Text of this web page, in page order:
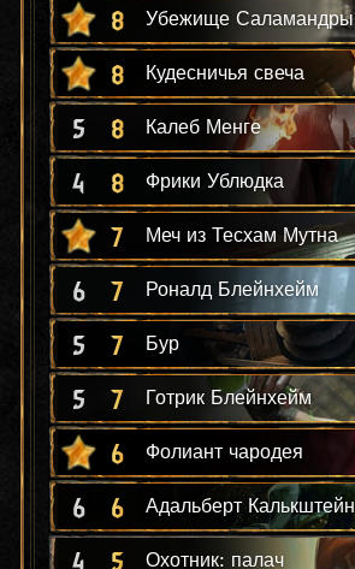
8 Убежище Саламандры
8 Кудесничья свеча
5 8 Калеб Менге
4 8 Фрики Ублюдка
7 Меч из Тесхам Мутна
6 7 Роналд Блейнхейм
5 7 Бур
5 7 Готрик Блейнхейм
6 Фолиант чародея
6 6 Адальберт Калькштейн
4 5 Охотник: палач